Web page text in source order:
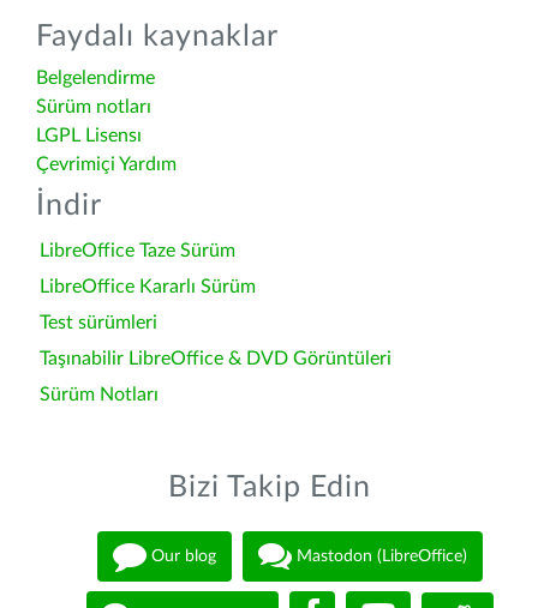
Faydalı kaynaklar
Belgelendirme
Sürüm notları
LGPL Lisensı
Çevrimiçi Yardım
İndir
LibreOffice Taze Sürüm
LibreOffice Kararlı Sürüm
Test sürümleri
Taşınabilir LibreOffice & DVD Görüntüleri
Sürüm Notları
Bizi Takip Edin
Our blog Mastodon (LibreOffice)